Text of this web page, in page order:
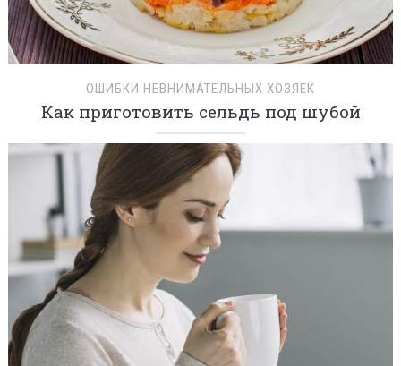
ОШИБКИ НЕВНИМАТЕЛЬНЫХ ХОЗЯЕК
Как приготовить сельдь под шубой